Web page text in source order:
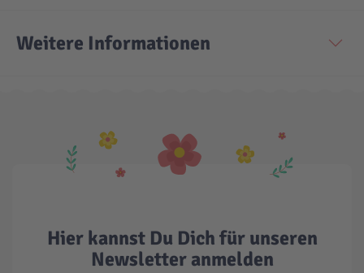
LEGO® Blumen
Weitere Informationen
Hier kannst Du Dich für unseren
Newsletter anmelden